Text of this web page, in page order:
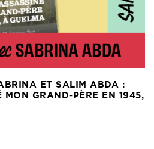
ET SALIM ABDA :
GRAND-PÈRE EN 1945,